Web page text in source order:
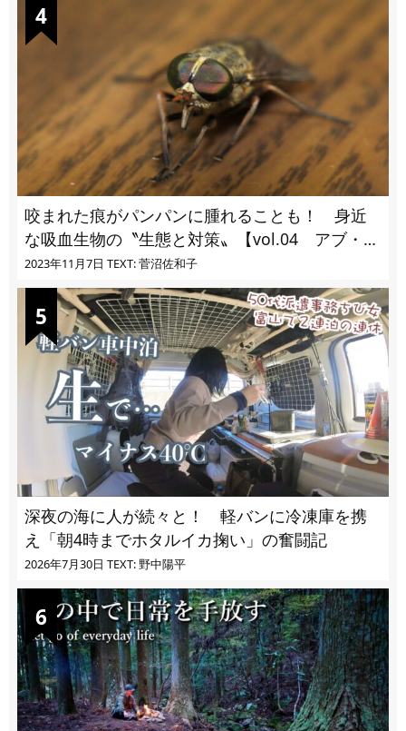
咬まれた痕がパンパンに腫れることも！ 身近
な吸血生物の〝生態と対策〟【vol.04 アブ・ブ
ユ・ヌカカ】
2023年11月7日 TEXT: 菅沼佐和子
深夜の海に人が続々と！ 軽バンに冷凍庫を携
え「朝4時までホタルイカ掬い」の奮闘記
2026年7月30日 TEXT: 野中陽平